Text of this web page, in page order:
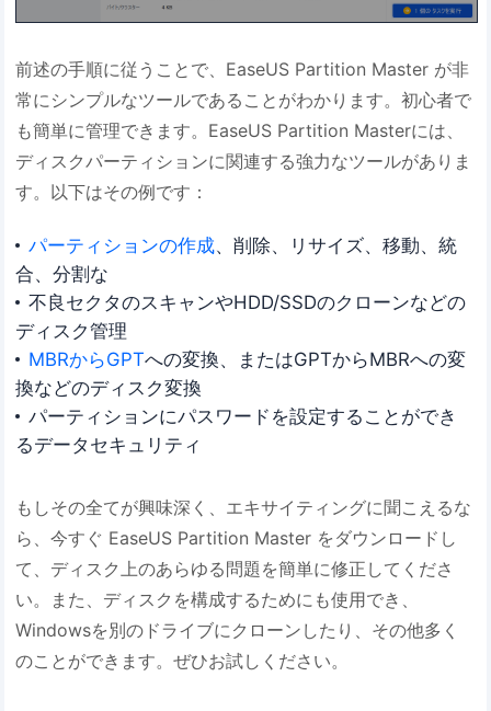
前述の手順に従うことで、EaseUS Partition Master が非
常にシンプルなツールであることがわかります。初心者で
も簡単に管理できます。EaseUS Partition Masterには、
ディスクパーティションに関連する強力なツールがありま
す。以下はその例です：
パーティションの作成、削除、リサイズ、移動、統
合、分割な
不良セクタのスキャンやHDD/SSDのクローンなどの
ディスク管理
MBRからGPTへの変換、またはGPTからMBRへの変
換などのディスク変換
パーティションにパスワードを設定することができ
るデータセキュリティ
もしその全てが興味深く、エキサイティングに聞こえるな
ら、今すぐ EaseUS Partition Master をダウンロードし
て、ディスク上のあらゆる問題を簡単に修正してくださ
い。また、ディスクを構成するためにも使用でき、
Windowsを別のドライブにクローンしたり、その他多く
のことができます。ぜひお試しください。